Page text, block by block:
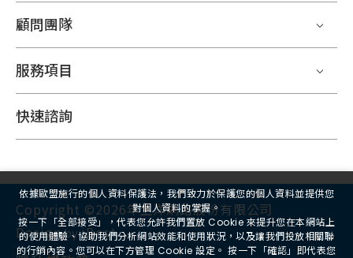
顧問團隊
服務項目
快速諮詢
Copyright ©2026年生洋網路股份有限公司
Design by iBest
依據歐盟施行的個人資料保護法，我們致力於保護您的個人資料並提供您
對個人資料的掌握。
按一下「全部接受」，代表您允許我們置放 Cookie 來提升您在本網站上
的使用體驗、協助我們分析網站效能和使用狀況，以及讓我們投放相關聯
的行銷內容。您可以在下方管理 Cookie 設定。 按一下「確認」即代表您